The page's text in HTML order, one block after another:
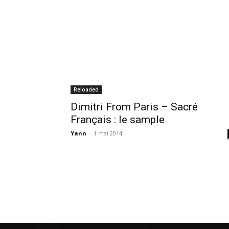
Reloaded
Dimitri From Paris – Sacré
Français : le sample
Yann - 1 mai 2014